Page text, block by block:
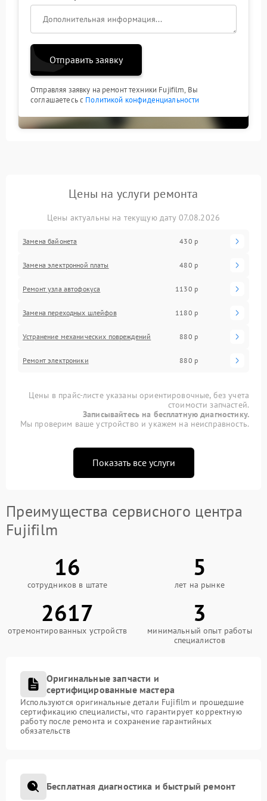
Отправить заявку
Отправляя заявку на ремонт техники Fujifilm, Вы
соглашаетесь с Политикой конфиденциальности
Цены на услуги ремонта
Цены актуальны на текущую дату 07.08.2026
Замена байонета 430 р
Замена электронной платы 480 р
Ремонт узла автофокуса 1130 р
Замена переходных шлейфов 1180 р
Устранение механических повреждений 880 р
Ремонт электроники 880 р
Цены в прайс-листе указаны ориентировочные, без учета
стоимости запчастей.
Записывайтесь на бесплатную диагностику.
Мы проверим ваше устройство и укажем на неисправность.
Показать все услуги
Преимущества сервисного центра
Fujifilm
16
сотрудников в штате
5
лет на рынке
2617
отремонтированных устройств
3
минимальный опыт работы
специалистов
Оригинальные запчасти и
сертифицированные мастера
Используются оригинальные детали Fujifilm и прошедшие
сертификацию специалисты, что гарантирует корректную
работу после ремонта и сохранение гарантийных
обязательств
Бесплатная диагностика и быстрый ремонт